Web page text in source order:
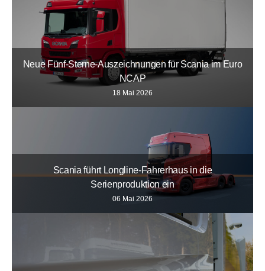
Neue Fünf-Sterne-Auszeichnungen für Scania im Euro
NCAP
18 Mai 2026
Scania führt Longline-Fahrerhaus in die
Serienproduktion ein
06 Mai 2026